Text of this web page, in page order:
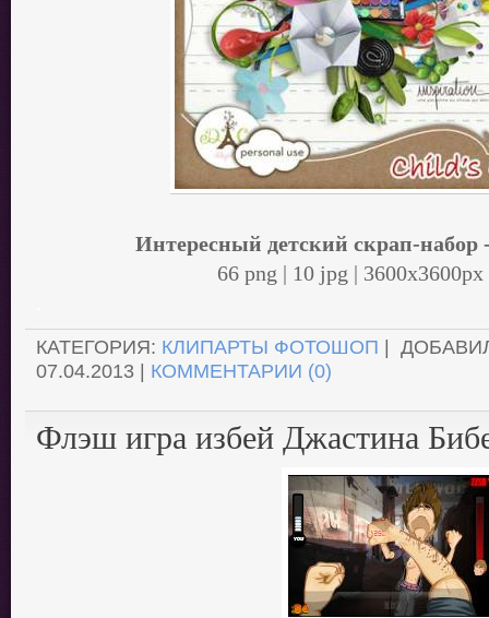
Интересный детский скрап-набор
66 png | 10 jpg |
КАТЕГОРИЯ: КЛИПАРТЫ ФОТОШОП |
07.04.2013 | КОММЕНТАРИИ (0)
Флэш игра избей Джастина